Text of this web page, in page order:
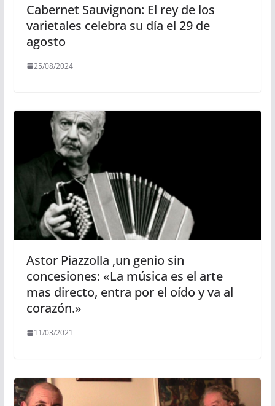
Cabernet Sauvignon: El rey de los
varietales celebra su día el 29 de
agosto
25/08/2024
Astor Piazzolla ,un genio sin
concesiones: «La música es el arte
mas directo, entra por el oído y va al
corazón.»
11/03/2021